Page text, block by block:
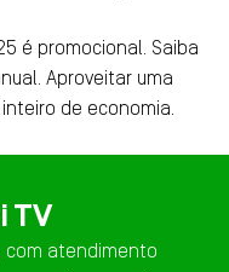
é promocional. Saiba
Aproveitar uma
de economia.
TV
com atendimento